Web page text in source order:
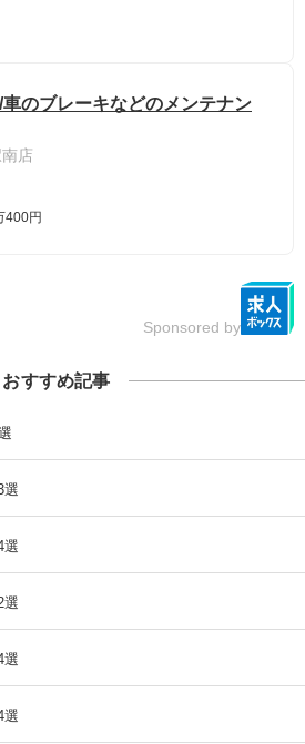
のブレーキなどのメンテナン
店
400円
Sponsored by
おすすめ記事
選
選
選
選
選